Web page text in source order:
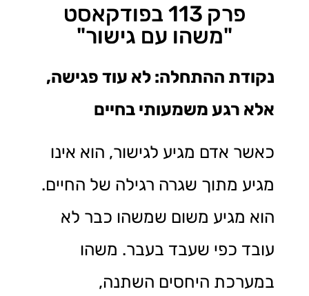
פרק 113 בפודקאסט
"משהו עם גישור"
נקודת ההתחלה: לא עוד פגישה,
אלא רגע משמעותי בחיים
כאשר אדם מגיע לגישור, הוא אינו
מגיע מתוך שגרה רגילה של החיים.
הוא מגיע משום שמשהו כבר לא
עובד כפי שעבד בעבר. משהו
במערכת היחסים השתנה,